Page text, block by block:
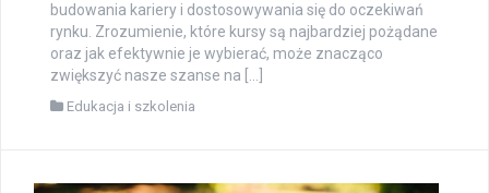
budowania kariery i dostosowywania się do oczekiwań
rynku. Zrozumienie, które kursy są najbardziej pożądane
oraz jak efektywnie je wybierać, może znacząco
zwiększyć nasze szanse na […]
Edukacja i szkolenia